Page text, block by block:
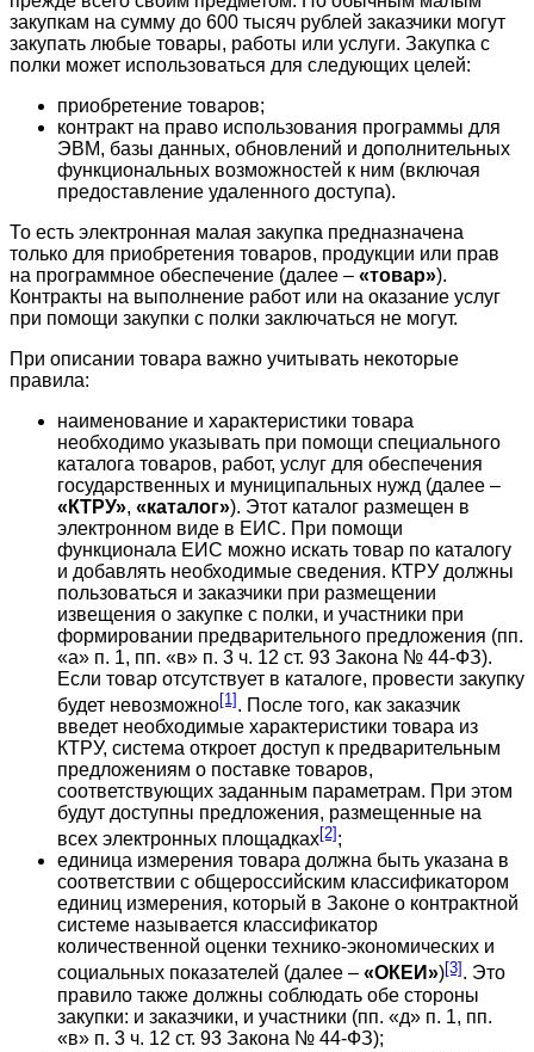
закупкам на сумму до 600 тысяч рублей заказчики могут
закупать любые товары, работы или услуги. Закупка с
полки может использоваться для следующих целей:
приобретение товаров;
контракт на право использования программы для
ЭВМ, базы данных, обновлений и дополнительных
функциональных возможностей к ним (включая
предоставление удаленного доступа).
То есть электронная малая закупка предназначена
только для приобретения товаров, продукции или прав
на программное обеспечение (далее – «товар»).
Контракты на выполнение работ или на оказание услуг
при помощи закупки с полки заключаться не могут.
При описании товара важно учитывать некоторые
правила:
наименование и характеристики товара
необходимо указывать при помощи специального
каталога товаров, работ, услуг для обеспечения
государственных и муниципальных нужд (далее –
«КТРУ», «каталог»). Этот каталог размещен в
электронном виде в ЕИС. При помощи
функционала ЕИС можно искать товар по каталогу
и добавлять необходимые сведения. КТРУ должны
пользоваться и заказчики при размещении
извещения о закупке с полки, и участники при
формировании предварительного предложения (пп.
«а» п. 1, пп. «в» п. 3 ч. 12 ст. 93 Закона № 44-ФЗ).
Если товар отсутствует в каталоге, провести закупку
будет невозможно[1]. После того, как заказчик
введет необходимые характеристики товара из
КТРУ, система откроет доступ к предварительным
предложениям о поставке товаров,
соответствующих заданным параметрам. При этом
будут доступны предложения, размещенные на
всех электронных площадках[2] ;
единица измерения товара должна быть указана в
соответствии с общероссийским классификатором
единиц измерения, который в Законе о контрактной
системе называется классификатор
количественной оценки технико-экономических и
социальных показателей (далее – «ОКЕИ»)[3]. Это
правило также должны соблюдать обе стороны
закупки: и заказчики, и участники (пп. «д» п. 1, пп.
«в» п. 3 ч. 12 ст. 93 Закона № 44-ФЗ);